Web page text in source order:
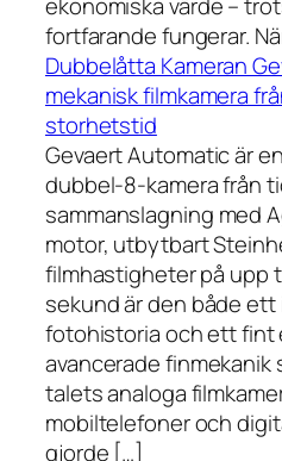
ekonomiska värde –
fortfarande fungerar.
Dubbelåtta Kameran
mekanisk filmkamera
storhetstid
Gevaert Automatic är
dubbel-8-kamera från
sammanslagning med
motor, utbytbart
filmhastigheter på upp
sekund är den både
fotohistoria och ett fint
avancerade finmekanik
talets analoga
mobiltelefoner och
gjorde […]